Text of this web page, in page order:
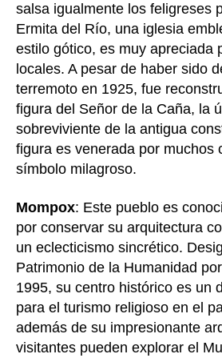
salsa igualmente los feligreses
Ermita del Río, una iglesia
estilo gótico, es muy apreciada
locales. A pesar de haber sido
terremoto en 1925, fue
figura del Señor de la Caña, la
sobreviviente de la antigua
figura es venerada por muchos
símbolo milagroso.
Mompox: Este pueblo es
por conservar su arquitectura
un eclecticismo sincrético.
Patrimonio de la Humanidad
1995, su centro histórico es un
para el turismo religioso en el
además de su impresionante
visitantes pueden explorar el